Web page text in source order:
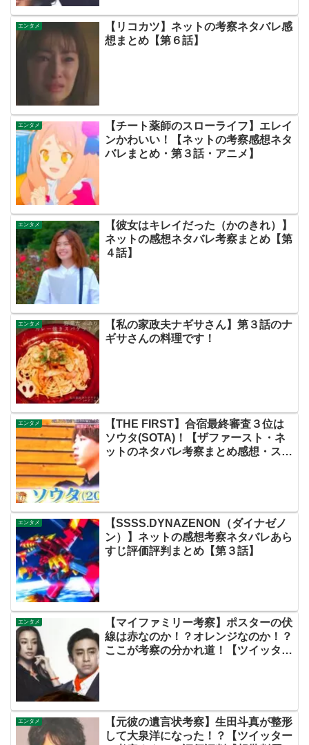
エンタメ
【リコカツ】ネットの考察ネタバレ感
想まとめ【第６話】
エンタメ
【チート薬師のスローライフ】エレイ
ンかわいい！【ネットの考察感想ネタ
バレまとめ・第３話・アニメ】
エンタメ
【彼女はキレイだった（かのきれ）】
ネットの感想ネタバレ考察まとめ【第
４話】
エンタメ
【私の家政夫ナギサさん】第３話のナ
ギサさんの料理です！
エンタメ
【THE FIRST】合宿最終審査３位は
ソウタ(SOTA)！【ザファースト・ネ
ットのネタバレ考察まとめ感想・スッ
エンタメ
【SSSS.DYNAZENON（ダイナゼノ
ン）】ネットの感想考察ネタバレあら
すじ評価評判まとめ【第３話】
エンタメ
【マイファミリー考察】ポスターの伏
線は赤なのか！？オレンジなのか！？
ここが考察の分かれ道！【ツイッター
エンタメ
【元彼の遺言状考察】生田斗真が整形
して大泉洋になった！？【ツイッター